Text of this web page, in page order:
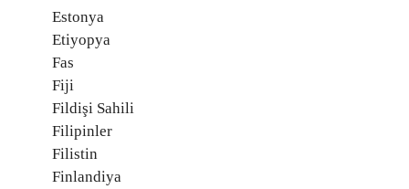
Estonya
Etiyopya
Fas
Fiji
Fildişi Sahili
Filipinler
Filistin
Finlandiya